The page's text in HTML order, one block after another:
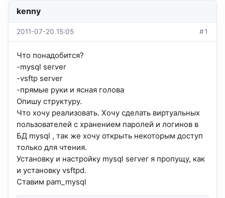
kenny
2011-07-20 15:05 #1
Что понадобится?
-mysql server
-vsftp server
-прямые руки и ясная голова
Опишу структуру.
Что хочу реализовать. Хочу сделать виртуальных
пользователей с хранением паролей и логинов в
БД mysql , так же хочу открыть некоторым доступ
только для чтения.
Установку и настройку mysql server я пропущу, как
и установку vsftpd.
Ставим pam_mysql